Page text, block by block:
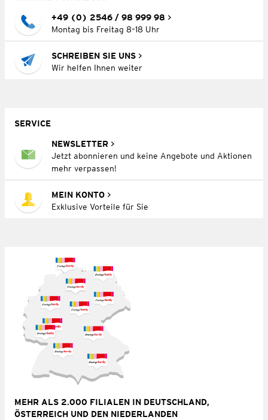
+49 (0) 2546 / 98 999 98
Montag bis Freitag 8–18 Uhr
SCHREIBEN SIE UNS
Wir helfen Ihnen weiter
SERVICE
NEWSLETTER
Jetzt abonnieren und keine Angebote und Aktionen
mehr verpassen!
MEIN KONTO
Exklusive Vorteile für Sie
MEHR ALS 2.000 FILIALEN IN DEUTSCHLAND,
ÖSTERREICH UND DEN NIEDERLANDEN